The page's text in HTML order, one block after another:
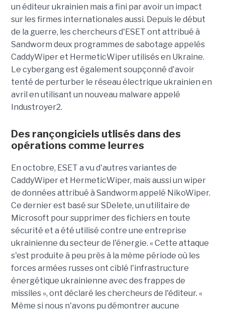
un éditeur ukrainien mais a fini par avoir un impact
sur les firmes internationales aussi. Depuis le début
de la guerre, les chercheurs d'ESET ont attribué à
Sandworm deux programmes de sabotage appelés
CaddyWiper et HermeticWiper utilisés en Ukraine.
Le cybergang est également soupçonné d'avoir
tenté de perturber le réseau électrique ukrainien en
avril en utilisant un nouveau malware appelé
Industroyer2.
Des rançongiciels utlisés dans des
opérations comme leurres
En octobre, ESET a vu d'autres variantes de
CaddyWiper et HermeticWiper, mais aussi un wiper
de données attribué à Sandworm appelé NikoWiper.
Ce dernier est basé sur SDelete, un utilitaire de
Microsoft pour supprimer des fichiers en toute
sécurité et a été utilisé contre une entreprise
ukrainienne du secteur de l'énergie. « Cette attaque
s'est produite à peu près à la même période où les
forces armées russes ont ciblé l'infrastructure
énergétique ukrainienne avec des frappes de
missiles », ont déclaré les chercheurs de l'éditeur. «
Même si nous n'avons pu démontrer aucune